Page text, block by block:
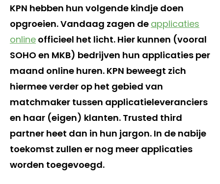
KPN hebben hun volgende kindje doen
opgroeien. Vandaag zagen de applicaties
online officieel het licht. Hier kunnen (vooral
SOHO en MKB) bedrijven hun applicaties per
maand online huren. KPN beweegt zich
hiermee verder op het gebied van
matchmaker tussen applicatieleveranciers
en haar (eigen) klanten. Trusted third
partner heet dan in hun jargon. In de nabije
toekomst zullen er nog meer applicaties
worden toegevoegd.